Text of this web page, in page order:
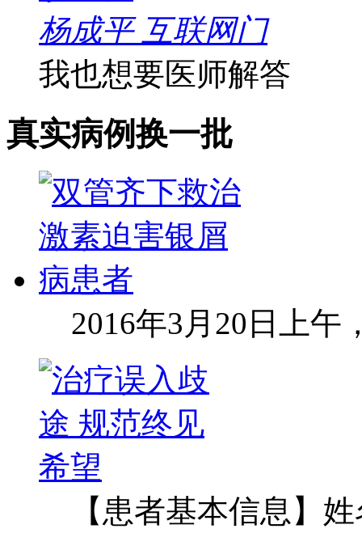
杨成平 互联网门
我也想要医师解答
真实病例换一批
2016年3月20日上午
【患者基本信息】